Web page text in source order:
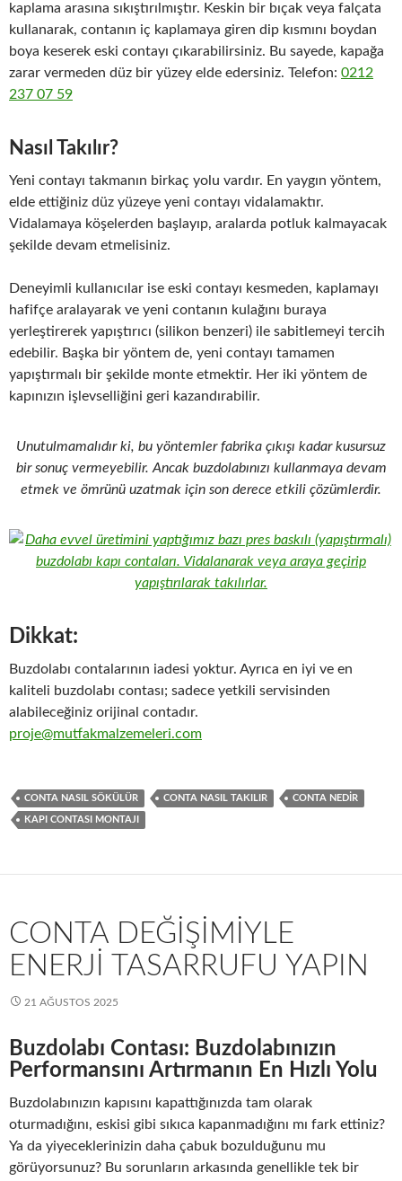
kaplama arasına sıkıştırılmıştır. Keskin bir bıçak veya falçata
kullanarak, contanın iç kaplamaya giren dip kısmını boydan
boya keserek eski contayı çıkarabilirsiniz. Bu sayede, kapağa
zarar vermeden düz bir yüzey elde edersiniz. Telefon: 0212
237 07 59
Nasıl Takılır?
Yeni contayı takmanın birkaç yolu vardır. En yaygın yöntem,
elde ettiğiniz düz yüzeye yeni contayı vidalamaktır.
Vidalamaya köşelerden başlayıp, aralarda potluk kalmayacak
şekilde devam etmelisiniz.
Deneyimli kullanıcılar ise eski contayı kesmeden, kaplamayı
hafifçe aralayarak ve yeni contanın kulağını buraya
yerleştirerek yapıştırıcı (silikon benzeri) ile sabitlemeyi tercih
edebilir. Başka bir yöntem de, yeni contayı tamamen
yapıştırmalı bir şekilde monte etmektir. Her iki yöntem de
kapınızın işlevselliğini geri kazandırabilir.
Unutulmamalıdır ki, bu yöntemler fabrika çıkışı kadar kusursuz
bir sonuç vermeyebilir. Ancak buzdolabınızı kullanmaya devam
etmek ve ömrünü uzatmak için son derece etkili çözümlerdir.
Dikkat:
Buzdolabı contalarının iadesi yoktur. Ayrıca en iyi ve en
kaliteli buzdolabı contası; sadece yetkili servisinden
alabileceğiniz orijinal contadır.
proje@mutfakmalzemeleri.com
CONTA NASIL SÖKÜLÜR CONTA NASIL TAKILIR CONTA NEDIR
KAPI CONTASI MONTAJI
CONTA DEĞIŞIMIYLE
ENERJI TASARRUFU YAPIN
21 AĞUSTOS 2025
Buzdolabı Contası: Buzdolabınızın
Performansını Artırmanın En Hızlı Yolu
Buzdolabınızın kapısını kapattığınızda tam olarak
oturmadığını, eskisi gibi sıkıca kapanmadığını mı fark ettiniz?
Ya da yiyeceklerinizin daha çabuk bozulduğunu mu
görüyorsunuz? Bu sorunların arkasında genellikle tek bir